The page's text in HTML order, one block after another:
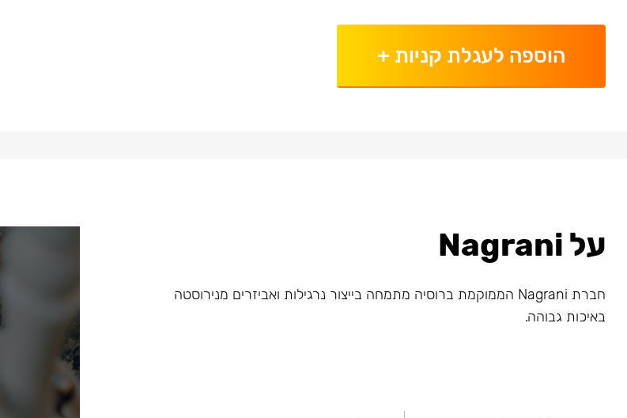
הוספה לעגלת קניות +
על Nagrani
חברת Nagrani הממוקמת ברוסיה מתמחה בייצור נרגילות ואביזרים מנירוסטה
באיכות גבוהה.